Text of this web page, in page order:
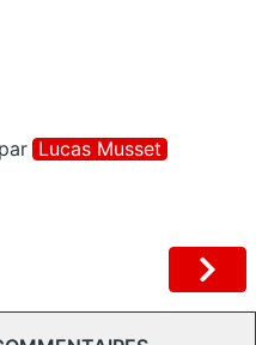
par Lucas Musset